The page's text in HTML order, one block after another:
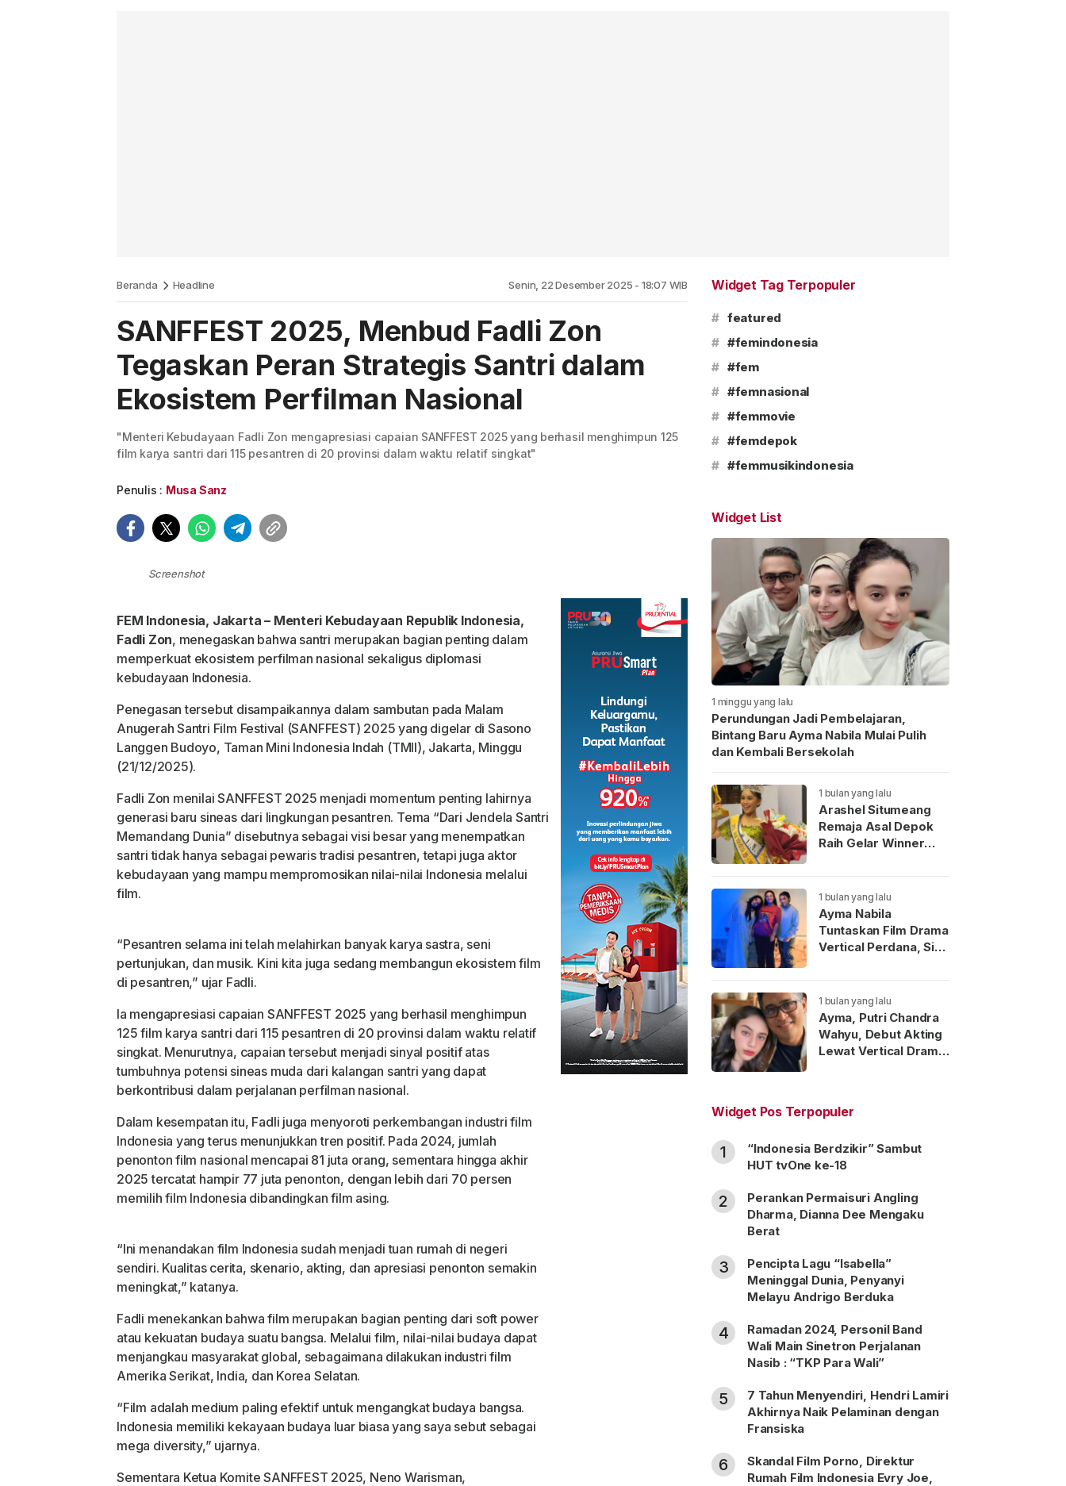
Beranda Headline Senin, 22 Desember 2025 - 18:07 WIB
SANFFEST 2025, Menbud Fadli Zon
Tegaskan Peran Strategis Santri dalam
Ekosistem Perfilman Nasional
"Menteri Kebudayaan Fadli Zon mengapresiasi capaian SANFFEST 2025 yang berhasil menghimpun 125
film karya santri dari 115 pesantren di 20 provinsi dalam waktu relatif singkat"
Penulis : Musa Sanz
Screenshot
FEM Indonesia, Jakarta – Menteri Kebudayaan Republik Indonesia,
Fadli Zon, menegaskan bahwa santri merupakan bagian penting dalam
memperkuat ekosistem perfilman nasional sekaligus diplomasi
kebudayaan Indonesia.
Penegasan tersebut disampaikannya dalam sambutan pada Malam
Anugerah Santri Film Festival (SANFFEST) 2025 yang digelar di Sasono
Langgen Budoyo, Taman Mini Indonesia Indah (TMII), Jakarta, Minggu
(21/12/2025).
Fadli Zon menilai SANFFEST 2025 menjadi momentum penting lahirnya
generasi baru sineas dari lingkungan pesantren. Tema “Dari Jendela Santri
Memandang Dunia” disebutnya sebagai visi besar yang menempatkan
santri tidak hanya sebagai pewaris tradisi pesantren, tetapi juga aktor
kebudayaan yang mampu mempromosikan nilai-nilai Indonesia melalui
film.
“Pesantren selama ini telah melahirkan banyak karya sastra, seni
pertunjukan, dan musik. Kini kita juga sedang membangun ekosistem film
di pesantren,” ujar Fadli.
Ia mengapresiasi capaian SANFFEST 2025 yang berhasil menghimpun
125 film karya santri dari 115 pesantren di 20 provinsi dalam waktu relatif
singkat. Menurutnya, capaian tersebut menjadi sinyal positif atas
tumbuhnya potensi sineas muda dari kalangan santri yang dapat
berkontribusi dalam perjalanan perfilman nasional.
Dalam kesempatan itu, Fadli juga menyoroti perkembangan industri film
Indonesia yang terus menunjukkan tren positif. Pada 2024, jumlah
penonton film nasional mencapai 81 juta orang, sementara hingga akhir
2025 tercatat hampir 77 juta penonton, dengan lebih dari 70 persen
memilih film Indonesia dibandingkan film asing.
“Ini menandakan film Indonesia sudah menjadi tuan rumah di negeri
sendiri. Kualitas cerita, skenario, akting, dan apresiasi penonton semakin
meningkat,” katanya.
Fadli menekankan bahwa film merupakan bagian penting dari soft power
atau kekuatan budaya suatu bangsa. Melalui film, nilai-nilai budaya dapat
menjangkau masyarakat global, sebagaimana dilakukan industri film
Amerika Serikat, India, dan Korea Selatan.
“Film adalah medium paling efektif untuk mengangkat budaya bangsa.
Indonesia memiliki kekayaan budaya luar biasa yang saya sebut sebagai
mega diversity,” ujarnya.
Sementara Ketua Komite SANFFEST 2025, Neno Warisman,
Widget Tag Terpopuler
# featured
# #femindonesia
# #fem
# #femnasional
# #femmovie
# #femdepok
# #femmusikindonesia
Widget List
1 minggu yang lalu
Perundungan Jadi Pembelajaran,
Bintang Baru Ayma Nabila Mulai Pulih
dan Kembali Bersekolah
1 bulan yang lalu
Arashel Situmeang
Remaja Asal Depok
Raih Gelar Winner
1 bulan yang lalu
Ayma Nabila
Tuntaskan Film Drama
Vertical Perdana, Siap
Indonesia
1 bulan yang lalu
Ayma, Putri Chandra
Wahyu, Debut Akting
Lewat Vertical Drama
Widget Pos Terpopuler
1
“Indonesia Berdzikir” Sambut
HUT tvOne ke-18
2
Perankan Permaisuri Angling
Dharma, Dianna Dee Mengaku
Berat
3
Pencipta Lagu “Isabella”
Meninggal Dunia, Penyanyi
Melayu Andrigo Berduka
4
Ramadan 2024, Personil Band
Wali Main Sinetron Perjalanan
Nasib : “TKP Para Wali”
5
7 Tahun Menyendiri, Hendri Lamiri
Akhirnya Naik Pelaminan dengan
Fransiska
6
Skandal Film Porno, Direktur
Rumah Film Indonesia Evry Joe,